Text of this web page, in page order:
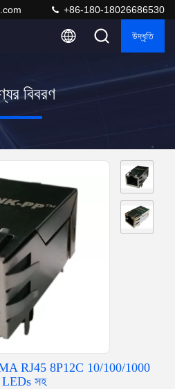
+86-180-18026686530
উদ্ধৃতি
বিবরণ
RJ45 8P12C 10/100/1000
LEDs সহ